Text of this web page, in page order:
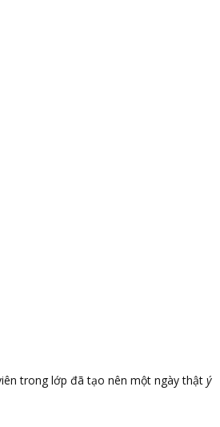
trong lớp đã tạo nên một ngày thật ý